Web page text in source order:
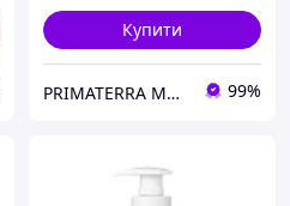
Купити
PRIMATERRA Миючі засоби 99%